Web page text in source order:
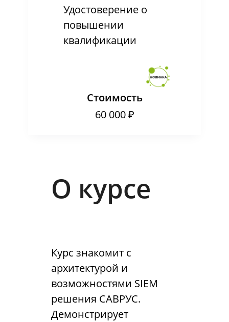
Удостоверение о
повышении
квалификации
Стоимость
60 000 ₽
О курсе
Курс знакомит с
архитектурой и
возможностями SIEM
решения САВРУС.
Демонстрирует